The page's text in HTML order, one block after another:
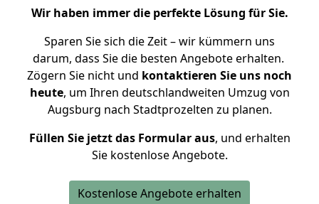
Wir haben immer die perfekte Lösung für Sie.
Sparen Sie sich die Zeit – wir kümmern uns
darum, dass Sie die besten Angebote erhalten.
Zögern Sie nicht und kontaktieren Sie uns noch
heute, um Ihren deutschlandweiten Umzug von
Augsburg nach Stadtprozelten zu planen.
Füllen Sie jetzt das Formular aus, und erhalten
Sie kostenlose Angebote.
Kostenlose Angebote erhalten